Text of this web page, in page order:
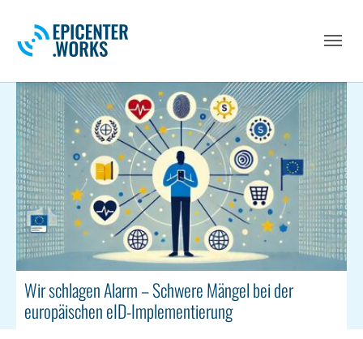
Wir schlagen Alarm – Schwere Mängel bei der
europäischen eID-Implementierung